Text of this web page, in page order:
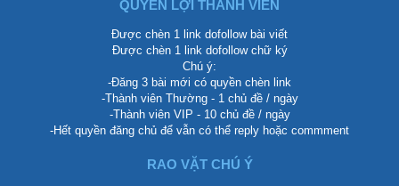
QUYỀN LỢI THÀNH VIÊN
Được chèn 1 link dofollow bài viết
Được chèn 1 link dofollow chữ ký
Chú ý:
-Đăng 3 bài mới có quyền chèn link
-Thành viên Thường - 1 chủ đề / ngày
-Thành viên VIP - 10 chủ đề / ngày
-Hết quyền đăng chủ để vẫn có thể reply hoặc commment
RAO VẶT CHÚ Ý